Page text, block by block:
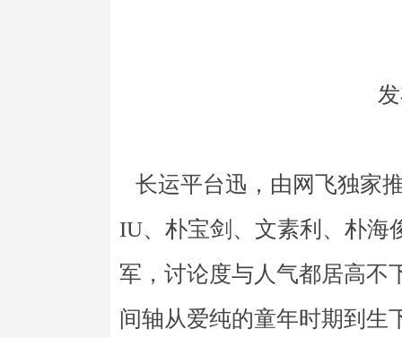
长运平台迅，由网飞独家
IU、朴宝剑、文素利、朴海
军，讨论度与人气都居高不
间轴从爱纯的童年时期到生